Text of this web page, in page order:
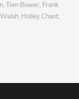
Tom Bower, Frank
Holley Chant,